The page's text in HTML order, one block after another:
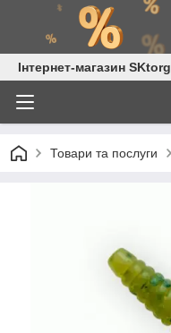
Інтернет-магазин SKtorg
Товари та послуги